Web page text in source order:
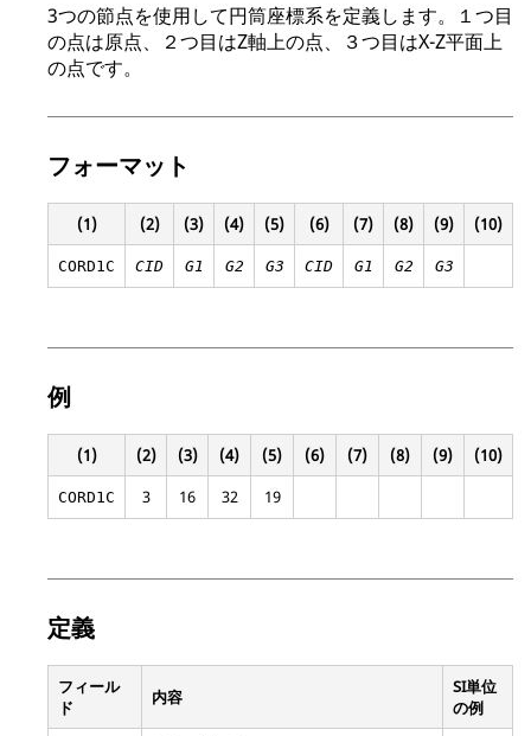
3つの節点を使用して円筒座標系を定義します。
１つ目
の点は原点、２つ目はZ軸上の点、３つ目はX-Z平面上
の点です。
フォーマット
(1) (2) (3) (4) (5) (6) (7) (8) (9) (10)
CORD1C CID G1 G2 G3 CID G1 G2 G3
例
(1) (2) (3) (4) (5) (6) (7) (8) (9) (10)
CORD1C 3 16 32 19
定義
フィール
ド
内容
SI単位
の例